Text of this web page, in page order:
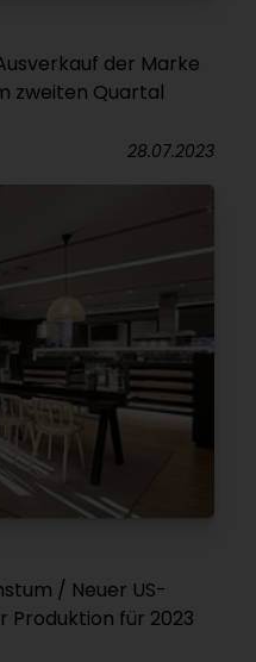
der Marke
zweiten Quartal
28.07.2023
/ Neuer US-
Produktion für 2023